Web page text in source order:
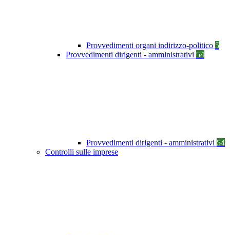
Provvedimenti organi indirizzo-politico 5
Provvedimenti dirigenti - amministrativi 54
Provvedimenti dirigenti - amministrativi 54
Controlli sulle imprese